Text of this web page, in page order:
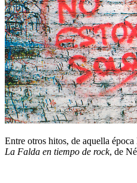
Entre otros hitos, de aquella
La Falda en tiempo de rock, de